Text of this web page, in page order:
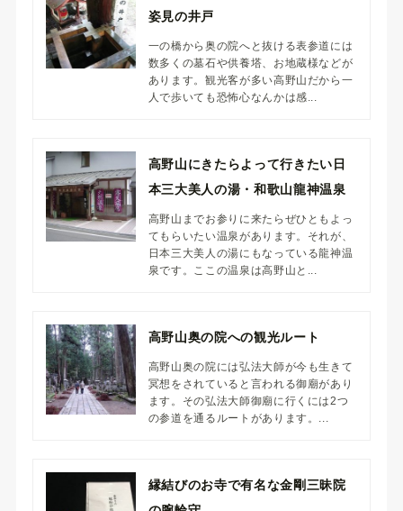
姿見の井戸
一の橋から奥の院へと抜ける表参道には
数多くの墓石や供養塔、お地蔵様などが
あります。観光客が多い高野山だから一
人で歩いても恐怖心なんかは感...
高野山にきたらよって行きたい日
本三大美人の湯・和歌山龍神温泉
高野山までお参りに来たらぜひともよっ
てもらいたい温泉があります。それが、
日本三大美人の湯にもなっている龍神温
泉です。ここの温泉は高野山と...
高野山奥の院への観光ルート
高野山奥の院には弘法大師が今も生きて
冥想をされていると言われる御廟があり
ます。その弘法大師御廟に行くには2つ
の参道を通るルートがあります。...
縁結びのお寺で有名な金剛三昧院